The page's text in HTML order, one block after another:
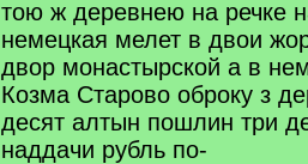
тою ж деревнею на речке
немецкая мелет в двои
двор монастырской а в
Козма Старово оброку з
десят алтын пошлин три
наддачи рубль по-